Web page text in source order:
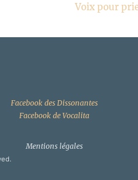
Voix pour
Facebook des Dissonantes
Facebook de Vocalita
Mentions légales